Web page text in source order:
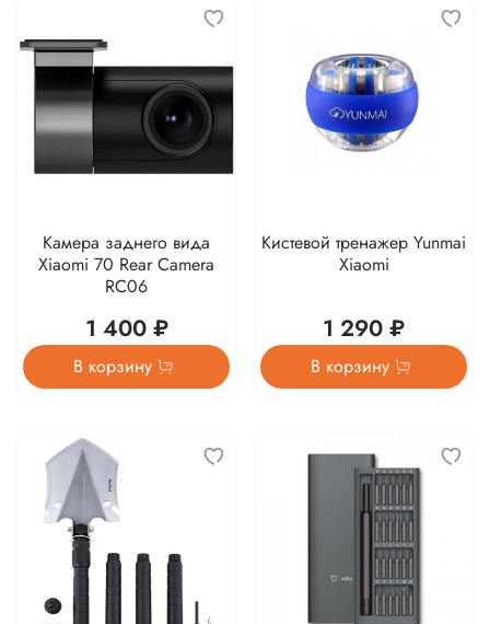
Камера заднего вида
Xiaomi 70 Rear Camera
RC06
1 400 ₽
В корзину
Кистевой тренажер Yunmai
Xiaomi
1 290 ₽
В корзину